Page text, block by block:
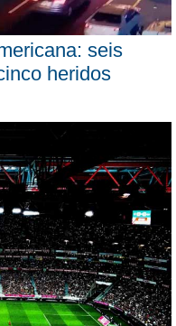
seis
heridos